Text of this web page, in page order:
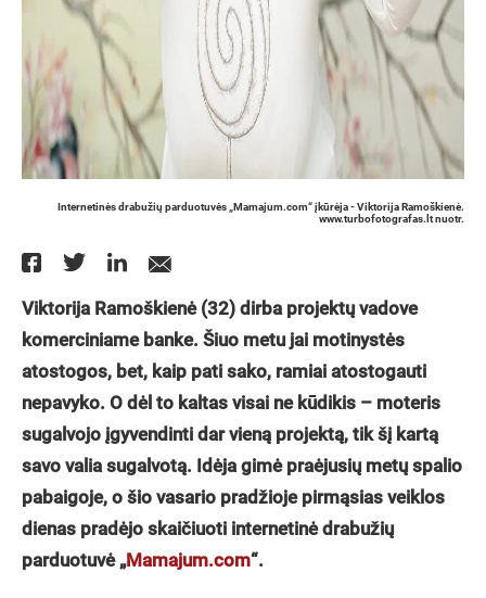
Internetinės drabužių parduotuvės „Mamajum.com“ įkūrėja - Viktorija Ramoškienė.
www.turbofotografas.lt nuotr.
Viktorija Ramoškienė (32) dirba projektų vadove
komerciniame banke. Šiuo metu jai motinystės
atostogos, bet, kaip pati sako, ramiai atostogauti
nepavyko. O dėl to kaltas visai ne kūdikis – moteris
sugalvojo įgyvendinti dar vieną projektą, tik šį kartą
savo valia sugalvotą. Idėja gimė praėjusių metų spalio
pabaigoje, o šio vasario pradžioje pirmąsias veiklos
dienas pradėjo skaičiuoti internetinė drabužių
parduotuvė „Mamajum.com“.